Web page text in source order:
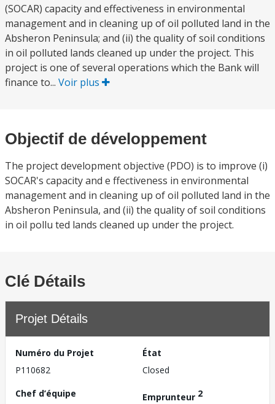
(SOCAR) capacity and effectiveness in environmental
management and in cleaning up of oil polluted land in the
Absheron Peninsula; and (ii) the quality of soil conditions
in oil polluted lands cleaned up under the project. This
project is one of several operations which the Bank will
finance to... Voir plus
Objectif de développement
The project development objective (PDO) is to improve (i)
SOCAR's capacity and e ffectiveness in environmental
management and in cleaning up of oil polluted land in the
Absheron Peninsula, and (ii) the quality of soil conditions
in oil pollu ted lands cleaned up under the project.
Clé Détails
Projet Détails
Numéro du Projet
P110682
État
Closed
Chef d’équipe
Emprunteur 2